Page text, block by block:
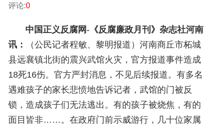
评论:0
中国正义反腐网-《反腐廉政月刊》杂志社河南
讯：
（公民记者程敏、黎明报道）河南商丘市柘城
县远襄镇北街的震兴武馆火灾，官方报道事件造成
18死16伤。官方严封消息，不见后续报道。有多名
遇难孩子的家长悲愤地告诉记者，武馆的门被反
锁，造成孩子们无法逃出。有的孩子被烧焦，有的
面目皆非……。在政府门前示威游行， 几十位家属